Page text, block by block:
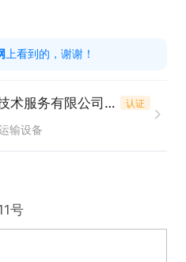
40-80单，到商家取餐
有电动车，公司可安排租
证，无案底记录。
上看到的，谢谢！
台州市万高信息技术服务有限公司（美团） 认证
输设备
号